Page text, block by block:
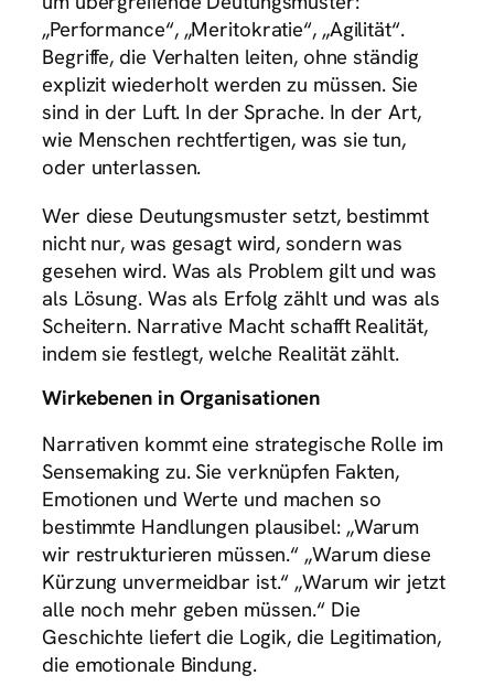
„Performance“, „Meritokratie“, „Agilität“.
Begriffe, die Verhalten leiten, ohne ständig
explizit wiederholt werden zu müssen. Sie
sind in der Luft. In der Sprache. In der Art,
wie Menschen rechtfertigen, was sie tun,
oder unterlassen.
Wer diese Deutungsmuster setzt, bestimmt
nicht nur, was gesagt wird, sondern was
gesehen wird. Was als Problem gilt und was
als Lösung. Was als Erfolg zählt und was als
Scheitern. Narrative Macht schafft Realität,
indem sie festlegt, welche Realität zählt.
Wirkebenen in Organisationen
Narrativen kommt eine strategische Rolle im
Sensemaking zu. Sie verknüpfen Fakten,
Emotionen und Werte und machen so
bestimmte Handlungen plausibel: „Warum
wir restrukturieren müssen.“ „Warum diese
Kürzung unvermeidbar ist.“ „Warum wir jetzt
alle noch mehr geben müssen.“ Die
Geschichte liefert die Logik, die Legitimation,
die emotionale Bindung.